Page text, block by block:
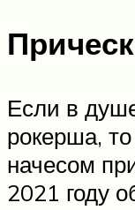
Если в
рокерша,
начесом
2021 году